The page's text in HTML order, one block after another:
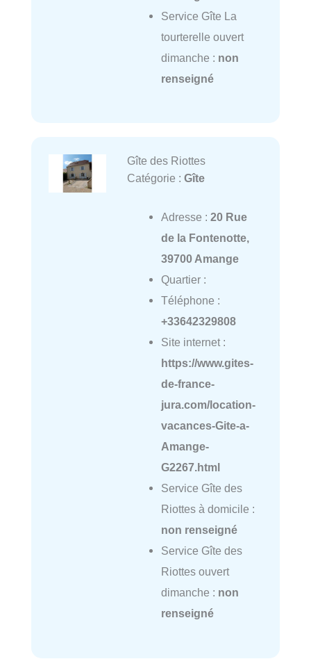
Service Gîte La
tourterelle ouvert
dimanche : non
renseigné
Gîte des Riottes
Catégorie : Gîte
Adresse : 20 Rue
de la Fontenotte,
39700 Amange
Quartier :
Téléphone :
+33642329808
Site internet :
https://www.gites-
de-france-
jura.com/location-
vacances-Gite-a-
Amange-
G2267.html
Service Gîte des
Riottes à domicile :
non renseigné
Service Gîte des
Riottes ouvert
dimanche : non
renseigné